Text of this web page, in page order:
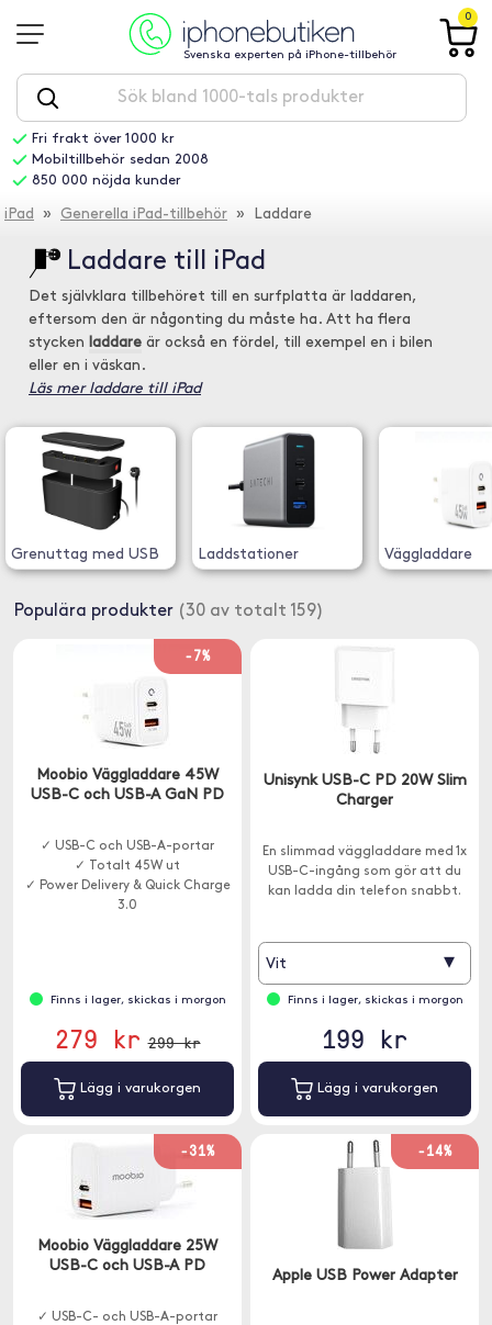
Svenska experten på iPhone-tillbehör
0
Fri frakt över 1000 kr
Mobiltillbehör sedan 2008
850 000 nöjda kunder
iPad » Generella iPad-tillbehör » Laddare
Laddare till iPad
Det självklara tillbehöret till en surfplatta är laddaren,
eftersom den är någonting du måste ha. Att ha flera
stycken laddare är också en fördel, till exempel en i bilen
eller en i väskan.
Läs mer laddare till iPad
Grenuttag med USB Laddstationer Väggladdare
Populära produkter (30 av totalt 159)
-7%
Moobio Väggladdare 45W
USB-C och USB-A GaN PD
✓ USB-C och USB-A-portar
✓ Totalt 45W ut
✓ Power Delivery & Quick Charge
3.0
Finns i lager, skickas i morgon
279 kr 299 kr
Lägg i varukorgen
Unisynk USB-C PD 20W Slim
Charger
En slimmad väggladdare med 1x
USB-C-ingång som gör att du
kan ladda din telefon snabbt.
Vit ▾
Finns i lager, skickas i morgon
199 kr
Lägg i varukorgen
-31%
Moobio Väggladdare 25W
USB-C och USB-A PD
✓ USB-C- och USB-A-portar
-14%
Apple USB Power Adapter